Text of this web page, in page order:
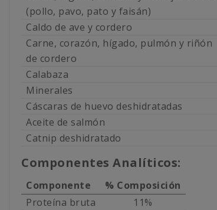
(pollo, pavo, pato y faisán)
Caldo de ave y cordero
Carne, corazón, hígado, pulmón y riñón
de cordero
Calabaza
Minerales
Cáscaras de huevo deshidratadas
Aceite de salmón
Catnip deshidratado
Componentes Analíticos:
Componente
% Composición
Proteína bruta
11%